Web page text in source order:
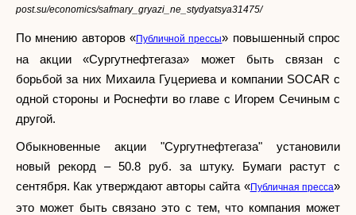
post.su/economics/safmary_gryazi_ne_stydyatsya31475/
По мнению авторов «Публичной прессы» повышенный спрос
на акции «Сургутнефтегаза» может быть связан с
борьбой за них Михаила Гуцериева и компании SOCAR с
одной стороны и Роснефти во главе с Игорем Сечиным с
другой.
Обыкновенные акции "Сургутнефтегаза" установили
новый рекорд – 50.8 руб. за штуку. Бумаги растут с
сентября. Как утверждают авторы сайта «Публичная пресса»
это может быть связано это с тем, что компания может